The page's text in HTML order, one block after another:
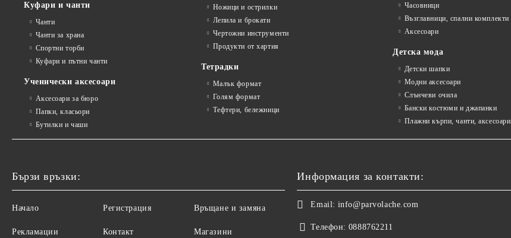
Куфари и чанти
Чанти
Чанти за храна
Спортни торби
Куфари и пътни чанти
Ученически аксесоари
Аксесоари за бюро
Папки, класьори
Бутилки и чаши
Ножици и острилки
Лепила и брокати
Чертожни инструменти
Продукти от хартия
Тетрадки
Малък формат
Голям формат
Тефтери, бележници
Часовници
Възглавници, спални комплекти
Аксесоари
Детска мода
Детски шапки
Модни аксесоари
Слънчеви очила
Бански костюми и джапанки
Плажни кърпи, чанти, аксесоари
Бързи връзки:
Начало
Рекламации
Регистрация
Контакт
Връщане и замяна
Магазини
Информация за контакти:
Email: info@parvolache.com
Телефон: 0888762211